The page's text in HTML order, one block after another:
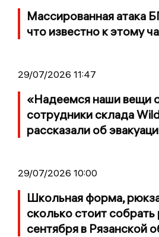
Массированная атака
что известно к этому
29/07/2026 11:47
«Надеемся наши вещи
сотрудники склада
рассказали об
29/07/2026 10:00
Школьная форма,
сколько стоит собрать
сентября в Рязанской